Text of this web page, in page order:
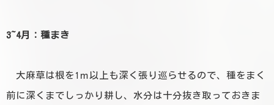
3~4月：種まき
大麻草は根を1ｍ以上も深く張り巡らせるので、種をまく
前に深くまでしっかり耕し、水分は十分抜き取っておきま